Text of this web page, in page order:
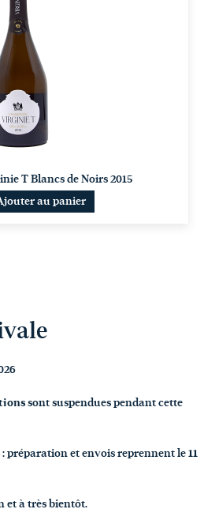
T Blancs de Noirs 2015
au panier
sont suspendues pendant cette
préparation et envois reprennent le 11
et à très bientôt.